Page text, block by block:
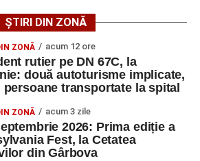
Sebeș
pe DN 67C, la Martinie: două
implicate, patru persoane
la spital
în energie verde la Sebeș:
de 67,4 MWp și baterii de 181 MWh
ȘTIRI DIN ZONĂ
ZONĂ acum 12 ore
rutier pe DN 67C, la
două autoturisme implicate,
persoane transportate la spital
ZONĂ acum 3 zile
2026: Prima ediție a
Fest, la Cetatea
din Gârbova